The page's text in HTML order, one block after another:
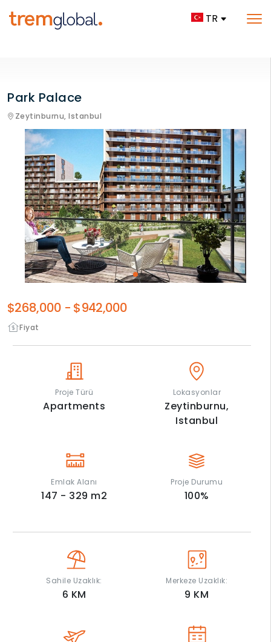
TR
Park Palace
Zeytinburnu, Istanbul
Fiyat
$268,000 - $942,000
Proje Türü
Apartments
Lokasyonlar
Zeytinburnu,
Istanbul
Emlak Alanı
147 - 329 m2
Proje Durumu
100%
Sahile Uzaklık:
6 KM
Merkeze Uzaklık:
9 KM